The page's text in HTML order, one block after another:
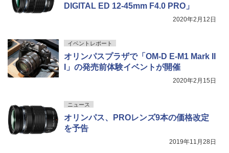
DIGITAL ED 12-45mm F4.0 PRO」
2020年2月12日
イベントレポート
オリンパスプラザで「OM-D E-M1 Mark II
I」の発売前体験イベントが開催
2020年2月15日
ニュース
オリンパス、PROレンズ9本の価格改定
を予告
2019年11月28日